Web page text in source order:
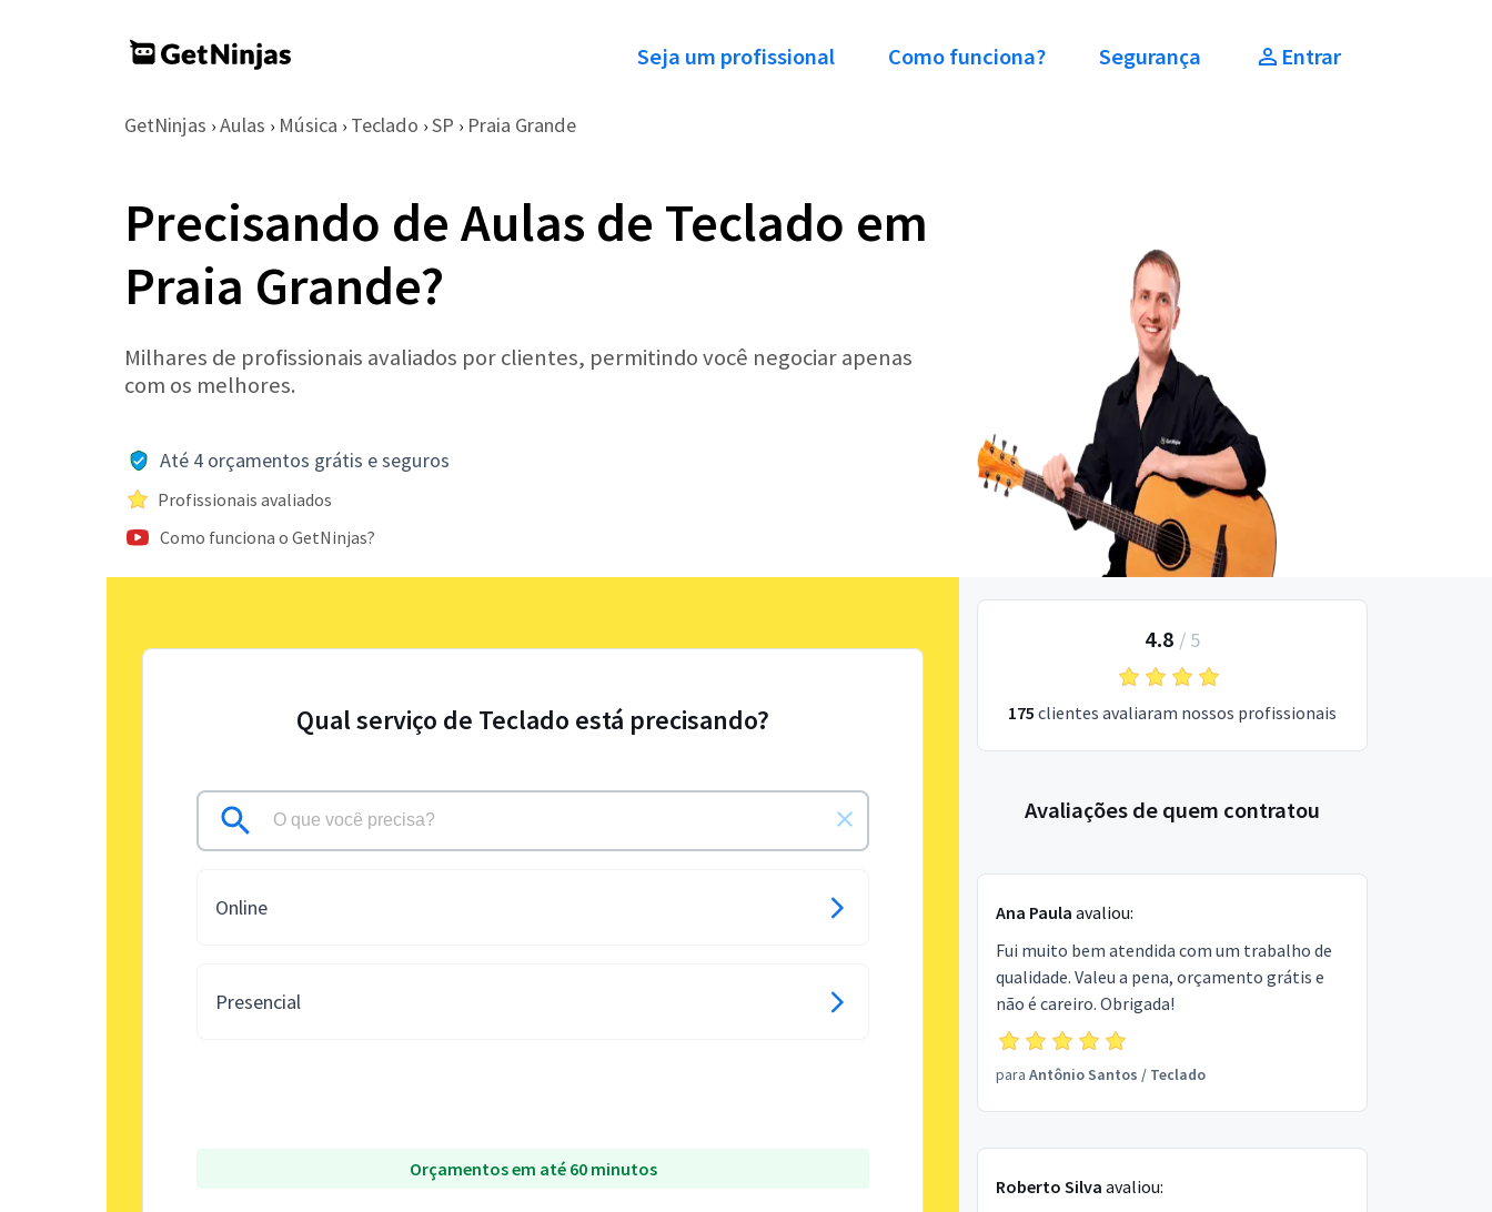
Seja um profissional Como funciona? Segurança Entrar
GetNinjas › Aulas › Música › Teclado › SP › Praia Grande
Precisando de Aulas de Teclado em
Praia Grande?
Milhares de profissionais avaliados por clientes, permitindo você negociar apenas
com os melhores.
Até 4 orçamentos grátis e seguros
Profissionais avaliados
Como funciona o GetNinjas?
Qual serviço de Teclado está precisando?
Online
Presencial
Orçamentos em até 60 minutos
4.8 / 5
175 clientes avaliaram nossos profissionais
Avaliações de quem contratou
Ana Paula avaliou:
Fui muito bem atendida com um trabalho de
qualidade. Valeu a pena, orçamento grátis e
não é careiro. Obrigada!
para Antônio Santos / Teclado
Roberto Silva avaliou: